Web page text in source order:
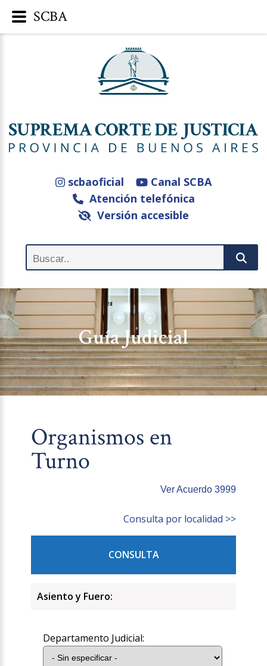
scbaoficial
Canal SCBA
Atención telefónica
Versión accesible
Guía Judicial
Organismos en
Turno
Ver Acuerdo 3999
Consulta por localidad >>
CONSULTA
Asiento y Fuero:
Departamento Judicial:
SCBA